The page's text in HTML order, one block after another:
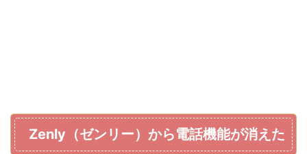
Zenly（ゼンリー）から電話機能が消えた